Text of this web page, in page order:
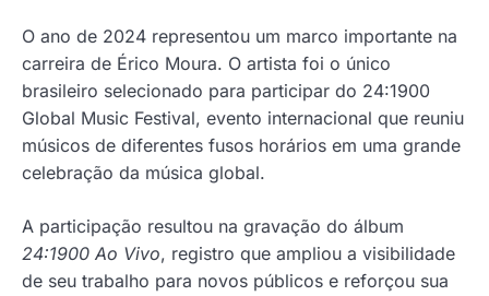
O ano de 2024 representou um marco importante na
carreira de Érico Moura. O artista foi o único
brasileiro selecionado para participar do 24:1900
Global Music Festival, evento internacional que reuniu
músicos de diferentes fusos horários em uma grande
celebração da música global.
A participação resultou na gravação do álbum
24:1900 Ao Vivo, registro que ampliou a visibilidade
de seu trabalho para novos públicos e reforçou sua